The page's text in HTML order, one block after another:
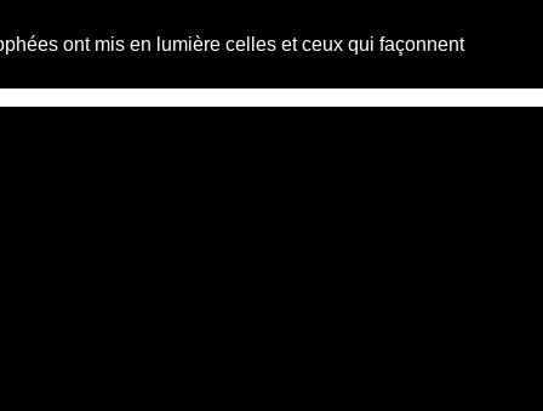
ont mis en lumière celles et ceux qui façonnent